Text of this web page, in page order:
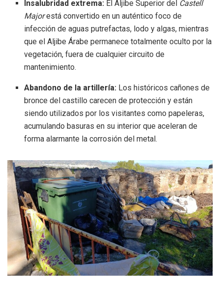
Insalubridad extrema: El Aljibe Superior del Castell
Majorestá convertido en un auténtico foco de
infección de aguas putrefactas, lodo y algas, mientras
que el Aljibe Árabe permanece totalmente oculto por la
vegetación, fuera de cualquier circuito de
mantenimiento.
Abandono de la artillería: Los históricos cañones de
bronce del castillo carecen de protección y están
siendo utilizados por los visitantes como papeleras,
acumulando basuras en su interior que aceleran de
forma alarmante la corrosión del metal.